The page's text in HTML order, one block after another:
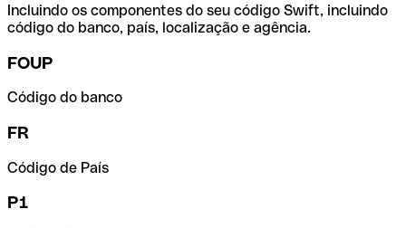
Incluindo os componentes do seu código Swift, incluindo
código do banco, país, localização e agência.
FOUP
Código do banco
FR
Código de País
P1